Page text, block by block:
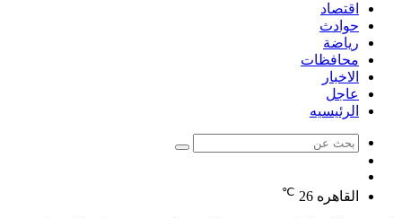
اقتصاد
حوادث
رياضة
محافظات
الاخبار
عاجل
الرئيسيه
بحث
عشوائي
القاهره 26
℃